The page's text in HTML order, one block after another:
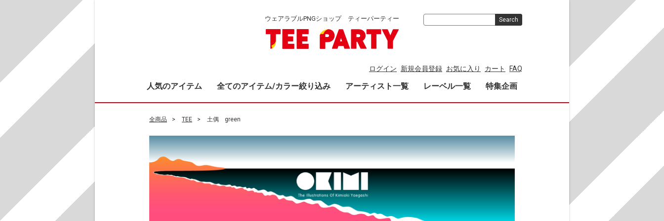
ウェアラブルPNGショップ ティーパーティー
ログイン 新規会員登録 お気に入り カート FAQ
人気のアイテム 全てのアイテム/カラー絞り込み アーティスト一覧 レーベル一覧 特集企画
Search
全商品 TEE 土偶 green